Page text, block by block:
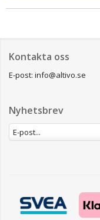
Kontakta oss
E-post: info@altivo.se
Nyhetsbrev